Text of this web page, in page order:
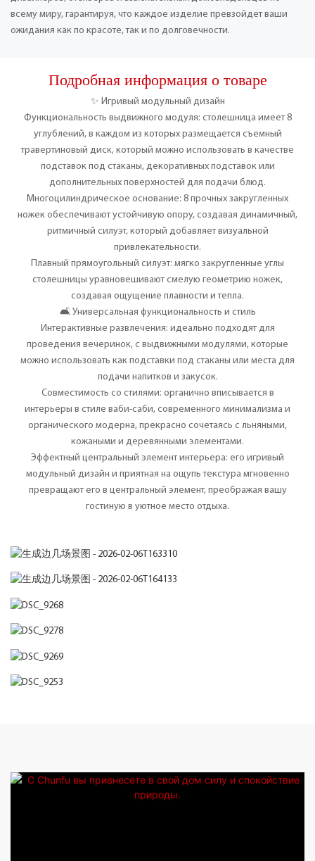
всему миру, гарантируя, что каждое изделие превзойдет ваши
ожидания как по красоте, так и по долговечности.
Подробная информация о товаре
✨ Игривый модульный дизайн
Функциональность выдвижного модуля: столешница имеет 8
углублений, в каждом из которых размещается съемный
травертиновый диск, который можно использовать в качестве
подставок под стаканы, декоративных подставок или
дополнительных поверхностей для подачи блюд.
Многоцилиндрическое основание: 8 прочных закругленных
ножек обеспечивают устойчивую опору, создавая динамичный,
ритмичный силуэт, который добавляет визуальной
привлекательности.
Плавный прямоугольный силуэт: мягко закругленные углы
столешницы уравновешивают смелую геометрию ножек,
создавая ощущение плавности и тепла.
🛋️ Универсальная функциональность и стиль
Интерактивные развлечения: идеально подходят для
проведения вечеринок, с выдвижными модулями, которые
можно использовать как подставки под стаканы или места для
подачи напитков и закусок.
Совместимость со стилями: органично вписывается в
интерьеры в стиле ваби-саби, современного минимализма и
органического модерна, прекрасно сочетаясь с льняными,
кожаными и деревянными элементами.
Эффектный центральный элемент интерьера: его игривый
модульный дизайн и приятная на ощупь текстура мгновенно
превращают его в центральный элемент, преображая вашу
гостиную в уютное место отдыха.